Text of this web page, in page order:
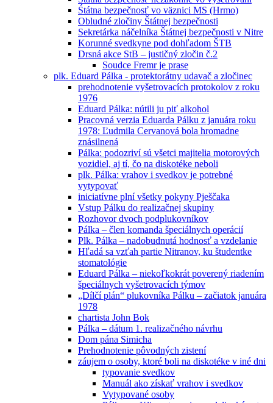
Śtátna bezpečnosť vo väznici MS (Hrmo)
Obludné zločiny Štátnej bezpečnosti
Sekretárka náčelníka Štátnej bezpečnosti v Nitre
Korunné svedkyne pod dohľadom ŠTB
Drsná akce StB – justičný zločin č.2
Soudce Fremr je prase
plk. Eduard Pálka - protektorátny udavač a zločinec
prehodnotenie vyšetrovacích protokolov z roku
1976
Eduard Pálka: nútili ju piť alkohol
Pracovná verzia Eduarda Pálku z januára roku
1978: Ľudmila Cervanová bola hromadne
znásilnená
Pálka: podozriví sú všetci majitelia motorových
vozidiel, aj tí, čo na diskotéke neboli
plk. Pálka: vrahov i svedkov je potrebné
vytypovať
iniciatívne plní všetky pokyny Pješčaka
Vstup Pálku do realizačnej skupiny
Rozhovor dvoch podplukovníkov
Pálka – člen komanda špeciálnych operácií
Plk. Pálka – nadobudnutá hodnosť a vzdelanie
Hľadá sa vzťah partie Nitranov, ku študentke
stomatológie
Eduard Pálka – niekoľkokrát poverený riadením
špeciálnych vyšetrovacích týmov
„Dílčí plán“ plukovníka Pálku – začiatok januára
1978
chartista John Bok
Pálka – dátum 1. realizačného návrhu
Dom pána Simicha
Prehodnotenie pôvodných zistení
záujem o osoby, ktoré boli na diskotéke v iné dni
typovanie svedkov
Manuál ako získať vrahov i svedkov
Vytypované osoby